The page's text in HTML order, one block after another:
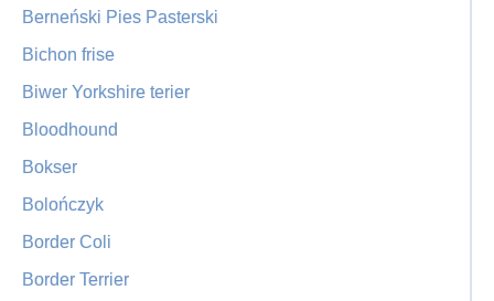
Berneński Pies Pasterski
Bichon frise
Biwer Yorkshire terier
Bloodhound
Bokser
Bolończyk
Border Coli
Border Terrier